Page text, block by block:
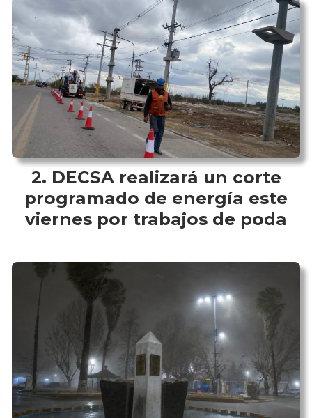
DECSA realizará un corte
programado de energía este
viernes por trabajos de poda